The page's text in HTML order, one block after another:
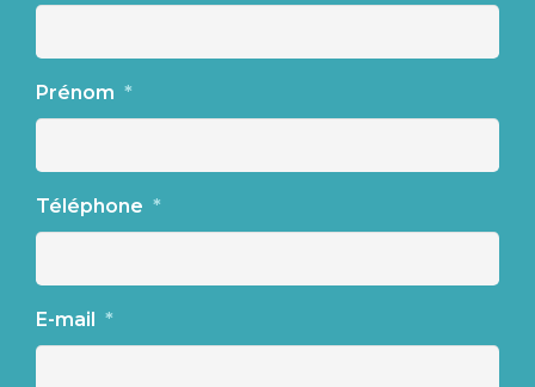
Prénom *
Téléphone *
E-mail *